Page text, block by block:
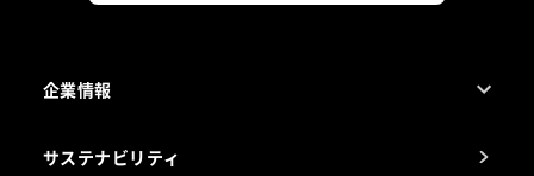
企業情報
サステナビリティ